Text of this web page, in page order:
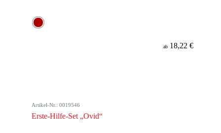
ab 18,22 €
Artikel-Nr.: 0019546
Erste-Hilfe-Set „Ovid“